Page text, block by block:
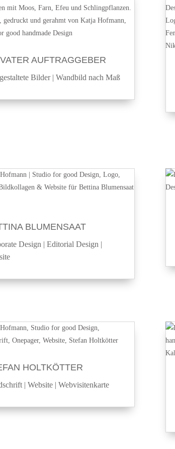
AUFTRAGGEBER
Bilder|Wandbild nach Maß
BLUMENSAAT
Design |Editorial Design |
HOLTKÖTTER
|Website |Webvisitenkarte